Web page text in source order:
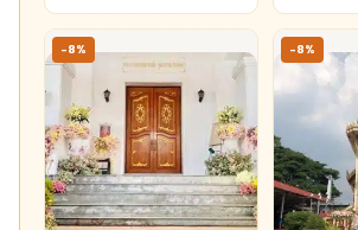
-8% -8%